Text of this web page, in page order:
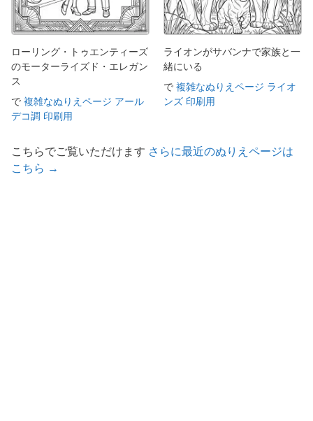
ローリング・トゥエンティーズ
のモーターライズド・エレガン
ス
で 複雑なぬりえページ アール
デコ調 印刷用
ライオンがサバンナで家族と一
緒にいる
で 複雑なぬりえページ ライオ
ンズ 印刷用
こちらでご覧いただけます さらに最近のぬりえページは
こちら →